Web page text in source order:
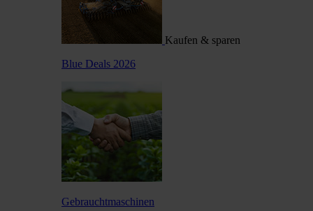
Kaufen & sparen
Blue Deals 2026
Gebrauchtmaschinen